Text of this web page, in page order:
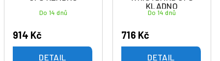
Do 14 dnů
914 Kč
DETAIL
KLADNO
Do 14 dnů
716 Kč
DETAIL